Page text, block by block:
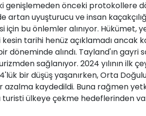
genişlemeden önceki protokollere
artan uyuşturucu ve insan
için bu önlemler alınıyor. Hükümet,
tarihi henüz açıklamadı ancak
döneminde alındı. Tayland'ın gayri
sağlanıyor. 2024 yılının ilk
bir düşüş yaşanırken, Orta
azalma kaydedildi. Buna rağmen
turisti ülkeye çekme hedeflerinden